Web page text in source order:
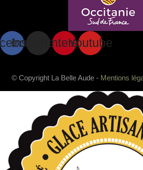
InstagramPinterestYoutube
© Copyright La Belle Aude - Mentions
données